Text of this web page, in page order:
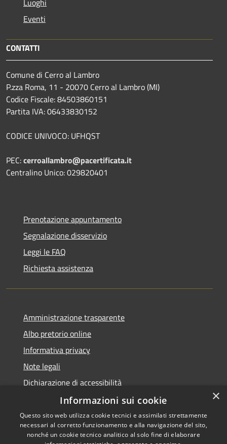
Luoghi
Eventi
CONTATTI
Comune di Cerro al Lambro
P.zza Roma, 11 - 20070 Cerro al Lambro (MI)
Codice Fiscale: 84503860151
Partita IVA: 06433830152
CODICE UNIVOCO: UFHQST
PEC:cerroallambro@pacertificata.it
Centralino Unico: 029820401
Prenotazione appuntamento
Segnalazione disservizio
Leggi le FAQ
Richiesta assistenza
Amministrazione trasparente
Albo pretorio online
Informativa privacy
Note legali
Dichiarazione di accessibilità
Copyright © 2026 • Comune di
×
Informazioni sui cookie
Questo sito web utilizza cookie tecnici e assimilati strettamente
necessari al corretto funzionamento e alla navigazione del sito,
nonché un cookie tecnico analitico al solo fine di elaborare